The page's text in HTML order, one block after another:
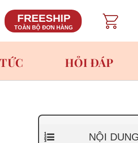
FREESHIP
TOÀN BỘ ĐƠN HÀNG
HỎI ĐÁP
NỘI